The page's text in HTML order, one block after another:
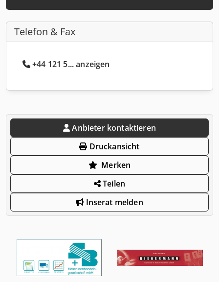
Telefon & Fax
+44 121 5... anzeigen
Anbieter kontaktieren
Druckansicht
Merken
Teilen
Inserat melden